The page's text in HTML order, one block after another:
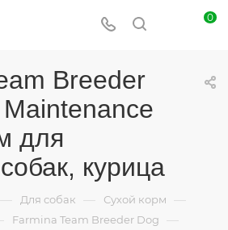
0
Breeder
для
курица
— Для собак — Сухой корм —
Farmina Team Breeder Dog —